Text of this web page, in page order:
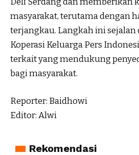
masyarakat, terutama dengan
terjangkau. Langkah ini sejalan
Koperasi Keluarga Pers
terkait yang mendukung
bagi masyarakat.
Reporter: Baidhowi
Editor: Alwi
Rekomendasi